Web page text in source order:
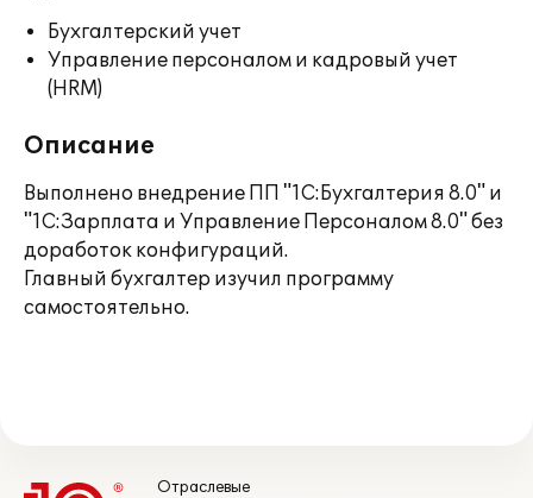
Бухгалтерский учет
Управление персоналом и кадровый учет
(HRM)
Описание
Выполнено внедрение ПП "1С:Бухгалтерия 8.0" и
"1С:Зарплата и Управление Персоналом 8.0" без
доработок конфигураций.
Главный бухгалтер изучил программу
самостоятельно.
Отраслевые